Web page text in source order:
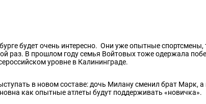
будет очень интересно. Они уже опытные спортсмены,
раз. В прошлом году семья Войтовых тоже одержала
уровне в Калининграде.
в новом составе: дочь Милану сменил брат Марк,
как опытные атлеты будут поддерживать «новичка».